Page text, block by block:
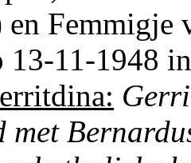
en Femmigje
13-11-1948
met